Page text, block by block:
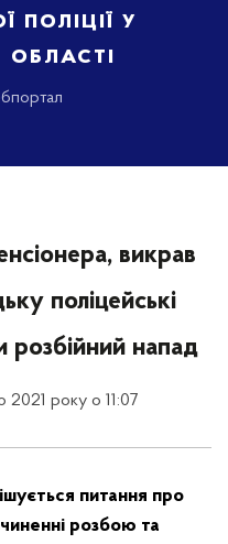
поліції у
області
викрав
поліцейські
розбійний напад
2021 року о 11:07
питання про
розбою та